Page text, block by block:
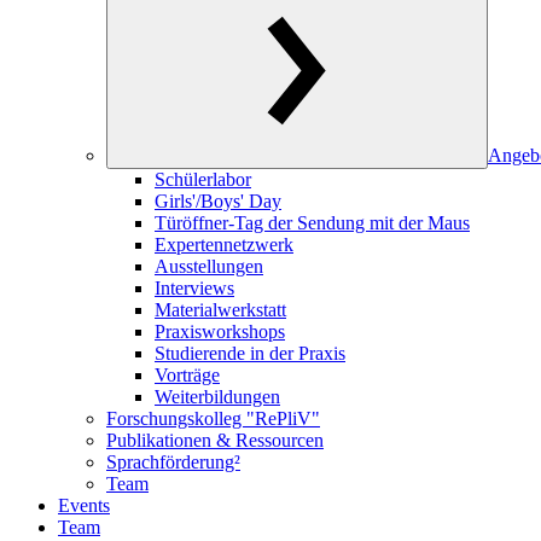
Schülerlabor
Girls'/Boys' Day
Türöffner-Tag der Sendung mit der Maus
Expertennetzwerk
Ausstellungen
Interviews
Materialwerkstatt
Praxisworkshops
Studierende in der Praxis
Vorträge
Weiterbildungen
Forschungskolleg "RePliV"
Publikationen & Ressourcen
Sprachförderung²
Team
Events
Team